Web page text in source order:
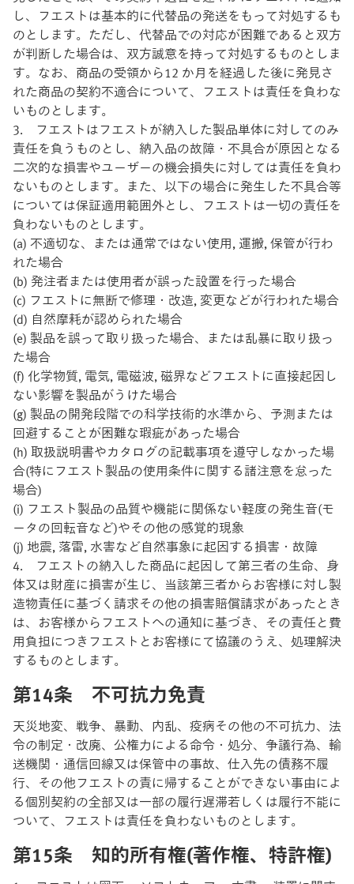
し、フエストは基本的に代替品の発送をもって対処するも
のとします。ただし、代替品での対応が困難であると双方
が判断した場合は、双方誠意を持って対処するものとしま
す。なお、商品の受領から12 か月を経過した後に発見さ
れた商品の契約不適合について、フエストは責任を負わな
いものとします。
3. フエストはフエストが納⼊した製品単体に対してのみ
責任を負うものとし、納⼊品の故障・不具合が原因となる
⼆次的な損害やユーザーの機会損失に対しては責任を負わ
ないものとします。また、以下の場合に発⽣した不具合等
については保証適⽤範囲外とし、フエストは⼀切の責任を
負わないものとします。
(a) 不適切な、または通常ではない使⽤, 運搬, 保管が⾏わ
れた場合
(b) 発注者または使⽤者が誤った設置を⾏った場合
(c) フエストに無断で修理・改造, 変更などが⾏われた場合
(d) ⾃然摩耗が認められた場合
(e) 製品を誤って取り扱った場合、または乱暴に取り扱っ
た場合
(f) 化学物質, 電気, 電磁波, 磁界などフエストに直接起因し
ない影響を製品がうけた場合
(g) 製品の開発段階での科学技術的⽔準から、予測または
回避することが困難な瑕疵があった場合
(h) 取扱説明書やカタログの記載事項を遵守しなかった場
合(特にフエスト製品の使⽤条件に関する諸注意を怠った
場合)
(i) フエスト製品の品質や機能に関係ない軽度の発⽣⾳(モ
ータの回転⾳など)やその他の感覚的現象
(j) 地震, 落雷, ⽔害など⾃然事象に起因する損害・故障
4. フエストの納入した商品に起因して第三者の生命、身
体又は財産に損害が生じ、当該第三者からお客様に対し製
造物責任に基づく請求その他の損害賠償請求があったとき
は、お客様からフエストへの通知に基づき、その責任と費
用負担につきフエストとお客様にて協議のうえ、処理解決
するものとします。
第14条 不可抗力免責
天災地変、戦争、暴動、内乱、疫病その他の不可抗力、法
令の制定・改廃、公権力による命令・処分、争議行為、輸
送機関・通信回線又は保管中の事故、仕入先の債務不履
行、その他フエストの責に帰することができない事由によ
る個別契約の全部又は一部の履行遅滞若しくは履行不能に
ついて、フエストは責任を負わないものとします。
第15条 知的所有権(著作権、特許権)